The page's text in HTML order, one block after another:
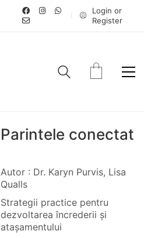
Login or
Register
Parintele conectat
Autor : Dr. Karyn Purvis, Lisa
Qualls
Strategii practice pentru
dezvoltarea încrederii și
atașamentului